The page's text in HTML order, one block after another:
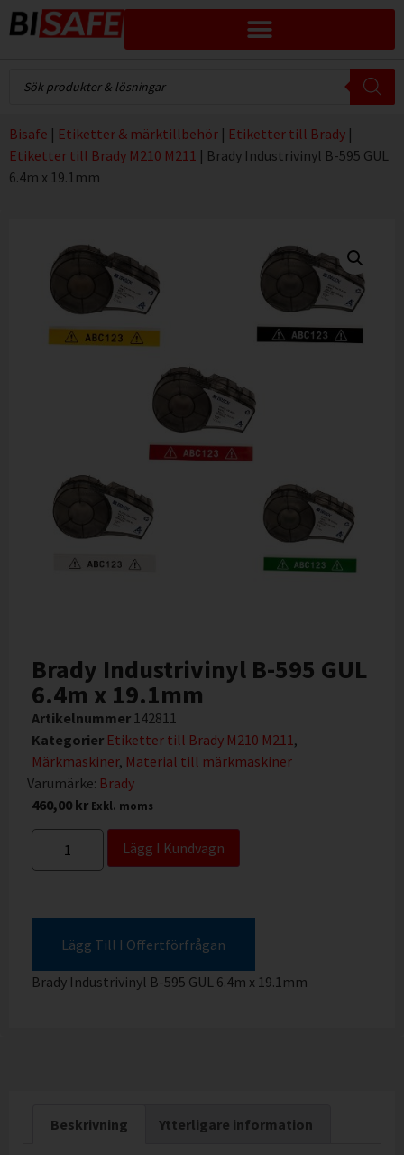
Bisafe | Etiketter & märktillbehör | Etiketter till Brady |
Etiketter till Brady M210 M211 | Brady Industrivinyl B-595 GUL
6.4m x 19.1mm
Brady Industrivinyl B-595 GUL
6.4m x 19.1mm
Artikelnummer 142811
Kategorier Etiketter till Brady M210 M211,
Märkmaskiner, Material till märkmaskiner
Varumärke: Brady
460,00 kr Exkl. moms
Lägg I Kundvagn
Lägg Till I Offertförfrågan
Brady Industrivinyl B-595 GUL 6.4m x 19.1mm
Beskrivning Ytterligare information